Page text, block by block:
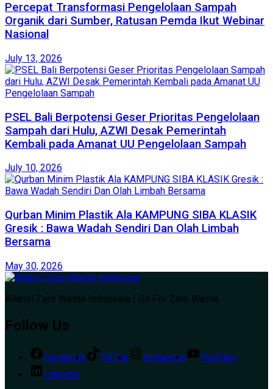
Percepat Transformasi Pengelolaan Sampah
Organik dari Sumber, Ratusan Pemda Ikut Webinar
Nasional
July 13, 2026
PSEL Bali Berpotensi Geser Prioritas Pengelolaan
Sampah dari Hulu, AZWI Desak Pemerintah
Kembali pada Amanat UU Pengelolaan Sampah
July 10, 2026
Qurban Minim Plastik Ala KAMPUNG SIBA KLASIK
Gresik : Bawa Wadah Sendiri Dan Olah Limbah
Bersama
May 30, 2026
Aliansi Zero Waste Indonesia | Go For Zero Waste
Follow Us
Facebook TikTok Instagram
YouTube
LinkedIn